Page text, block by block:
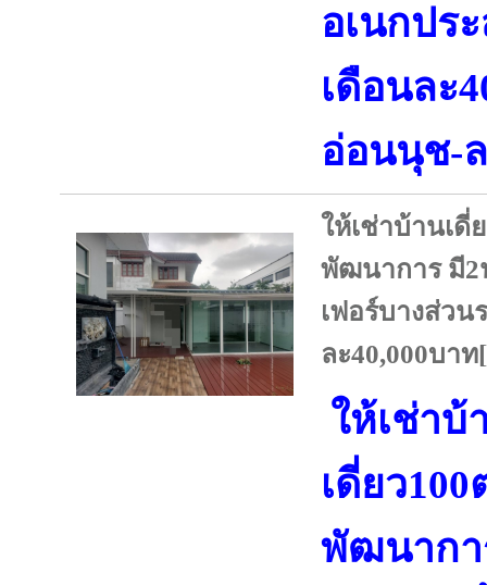
อเนกปร
เดือนละ
อ่อนนุช-
ให้เช่าบ้านเดี่
พัฒนาการ มี2
เฟอร์บางส่วน
ละ40,000บา
ให้เช่าบ้
เดี่ยว
พัฒนากา